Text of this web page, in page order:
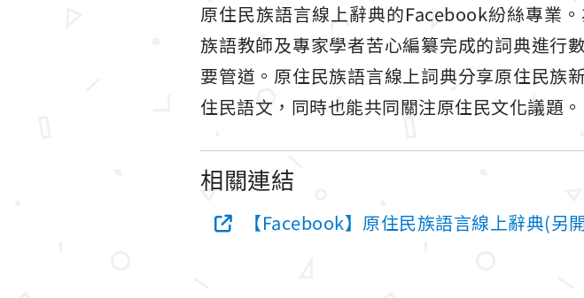
原住民族語言線上辭典的Facebook紛絲專業
族語教師及專家學者苦心編纂完成的詞典進行
要管道。原住民族語言線上詞典分享原住民族
住民語文，同時也能共同關注原住民文化議題。
相關連結
【Facebook】原住民族語言線上辭典(另